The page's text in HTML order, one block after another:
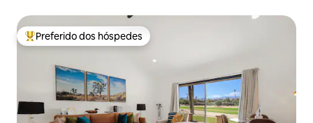
Entre os melhores preferidos dos hóspedes
Preferido dos hóspedes